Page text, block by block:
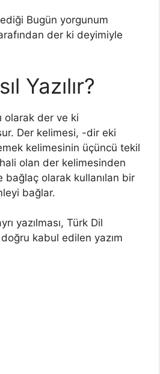
Bugün yorgunum
der ki deyimiyle
Yazılır?
olarak der ve ki
Der kelimesi, -dir eki
kelimesinin üçüncü tekil
olan der kelimesinden
bağlaç olarak kullanılan bir
bağlar.
yazılması, Türk Dil
kabul edilen yazım